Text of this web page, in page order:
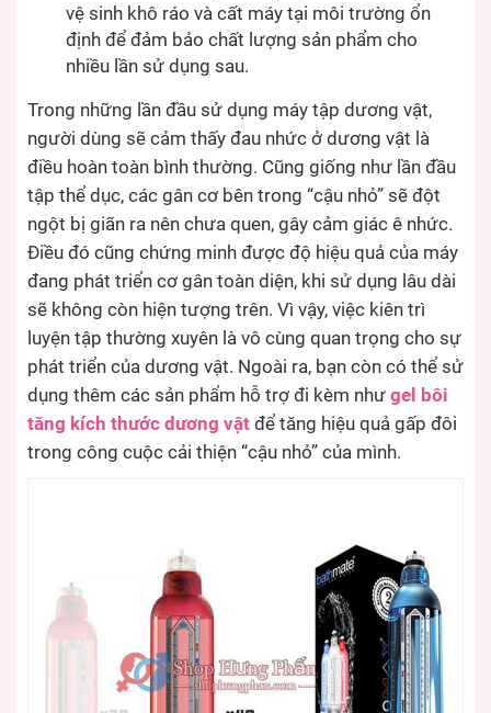
vệ sinh khô ráo và cất máy tại môi trường ổn
định để đảm bảo chất lượng sản phẩm cho
nhiều lần sử dụng sau.
Trong những lần đầu sử dụng máy tập dương vật,
người dùng sẽ cảm thấy đau nhức ở dương vật là
điều hoàn toàn bình thường. Cũng giống như lần đầu
tập thể dục, các gân cơ bên trong “cậu nhỏ” sẽ đột
ngột bị giãn ra nên chưa quen, gây cảm giác ê nhức.
Điều đó cũng chứng minh được độ hiệu quả của máy
đang phát triển cơ gân toàn diện, khi sử dụng lâu dài
sẽ không còn hiện tượng trên. Vì vậy, việc kiên trì
luyện tập thường xuyên là vô cùng quan trọng cho sự
phát triển của dương vật. Ngoài ra, bạn còn có thể sử
dụng thêm các sản phẩm hỗ trợ đi kèm như gel bôi
tăng kích thước dương vật để tăng hiệu quả gấp đôi
trong công cuộc cải thiện “cậu nhỏ” của mình.